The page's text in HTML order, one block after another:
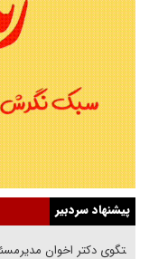
پیشنهاد سردبیر
گفتگوی دکتر اخوان